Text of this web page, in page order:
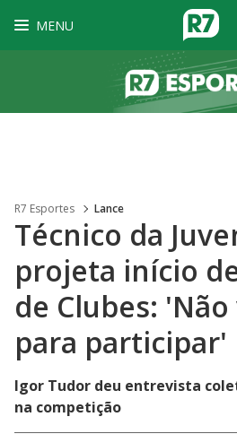
MENU
R7 Esportes Lance
Técnico da
projeta início
de Clubes:
para participar'
Igor Tudor deu entrevista
na competição